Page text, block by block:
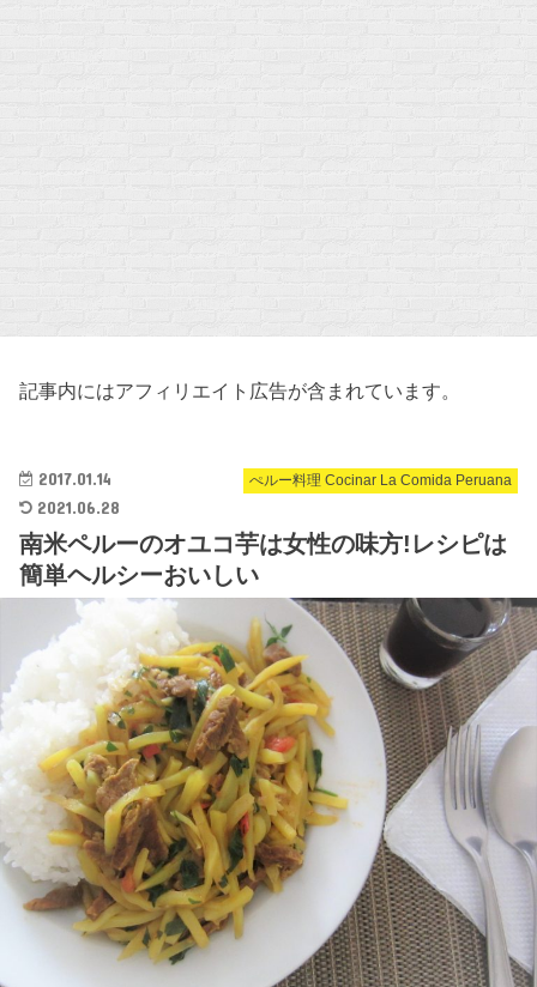
記事内にはアフィリエイト広告が含まれています。
ぺルー料理 Cocinar La Comida Peruana
2017.01.14
2021.06.28
南米ペルーのオユコ芋は女性の味方!レシピは
簡単ヘルシーおいしい